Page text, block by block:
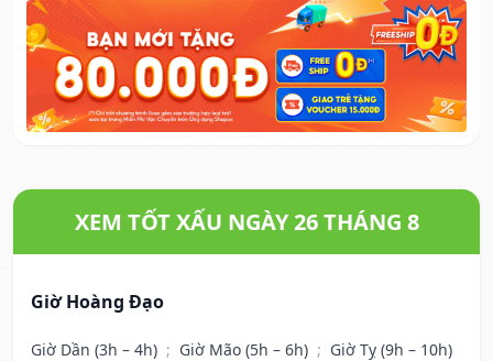
XEM TỐT XẤU NGÀY 26 THÁNG 8
Giờ Hoàng Đạo
Giờ Dần (3h – 4h) ; Giờ Mão (5h – 6h) ; Giờ Tỵ (9h – 10h)